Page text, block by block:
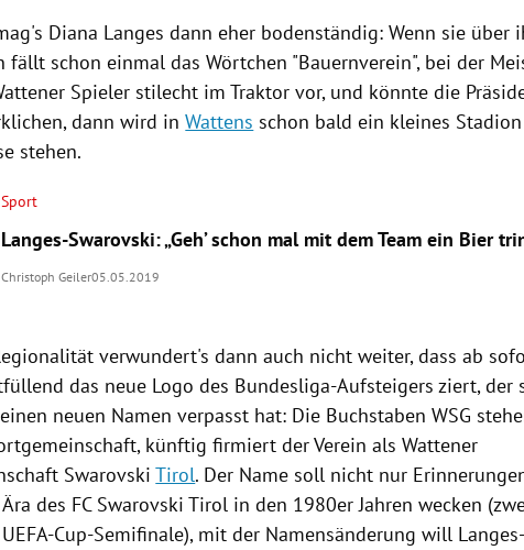
Diana Langes dann eher bodenständig: Wenn sie über
fällt schon einmal das Wörtchen "Bauernverein", bei der
Spieler stilecht im Traktor vor, und könnte die
dann wird inWattens schon bald ein kleines
stehen.
Sport
Langes-Swarovski: „Geh’ schon mal mit dem Team ein Bier
Christoph Geiler05.05.2019
verwundert's dann auch nicht weiter, dass ab
das neue Logo des Bundesliga-Aufsteigers ziert, der
neuen Namen verpasst hat: Die Buchstaben WSG
künftig firmiert der Verein als Wattener
Swarovski Tirol. Der Name soll nicht nur
des FC Swarovski Tirol in den 1980er Jahren wecken
UEFA-Cup-Semifinale), mit der Namensänderung will